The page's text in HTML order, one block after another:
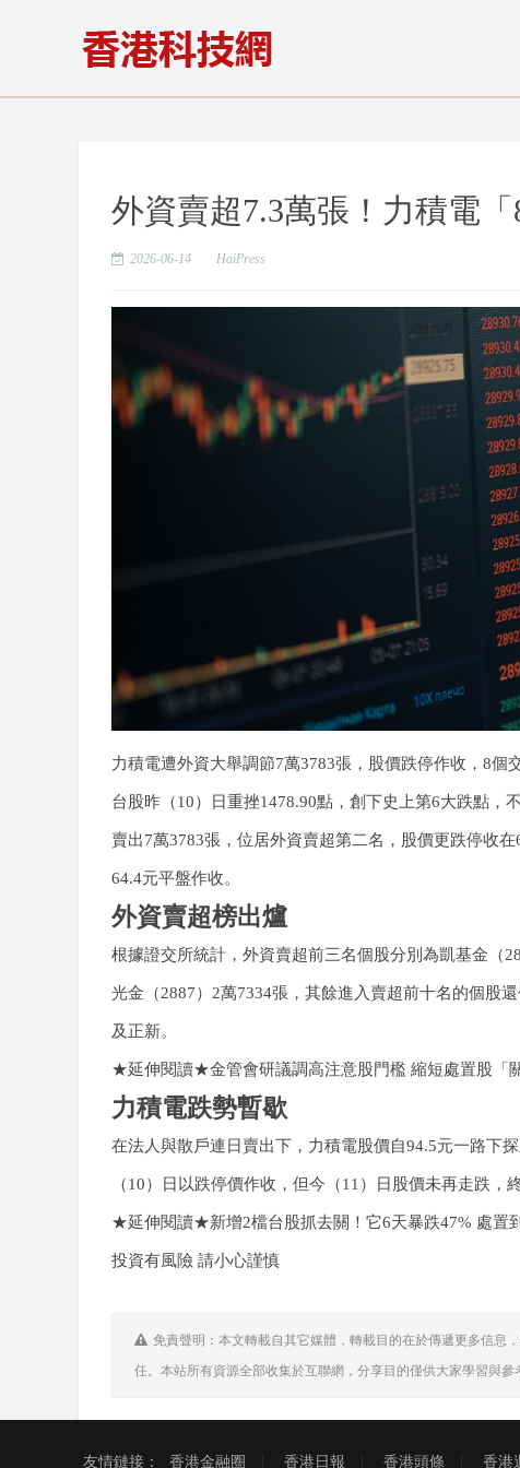
外資賣超7.3萬張！力積電
2026-06-14 HaiPress
力積電遭外資大舉調節7萬3783張，股價跌停作收，8個
台股昨（10）日重挫1478.90點，創下史上第6大跌點，
賣出7萬3783張，位居外資賣超第二名，股價更跌停收
64.4元平盤作收。
外資賣超榜出爐
根據證交所統計，外資賣超前三名個股分別為凱基金（
光金（2887）2萬7334張，其餘進入賣超前十名的個股
及正新。
★延伸閱讀★金管會研議調高注意股門檻 縮短處置股「
力積電跌勢暫歇
在法人與散戶連日賣出下，力積電股價自94.5元一路下
（10）日以跌停價作收，但今（11）日股價未再走跌，
★延伸閱讀★新增2檔台股抓去關！它6天暴跌47% 處置
投資有風險 請小心謹慎
免責聲明：本文轉載自其它媒體，轉載目的在於傳遞更多信息
任。本站所有資源全部收集於互聯網，分享目的僅供大家學習與參
友情鏈接： 香港金融圈 香港日報 香港頭條 香港